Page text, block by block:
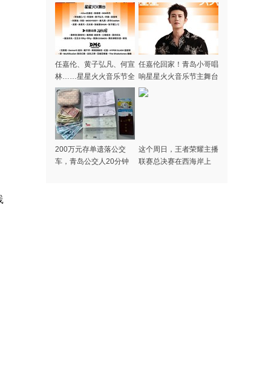
任嘉伦、黄子弘凡、何宣
林……星星火火音乐节全
阵容集结完毕，本周末青
岛高新区火热开唱
任嘉伦回家！青岛小哥唱
响星星火火音乐节主舞台
200万元存单遗落公交
车，青岛公交人20分钟
这个周日，王者荣耀主播
联赛总决赛在西海岸上